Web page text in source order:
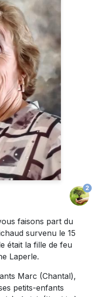
2
faisons part du
survenu le 15
était la fille de feu
Laperle.
Marc (Chantal),
petits-enfants